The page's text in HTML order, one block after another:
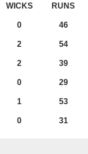
WICKS RUNS
0 46
2 54
2 39
0 29
1 53
0 31